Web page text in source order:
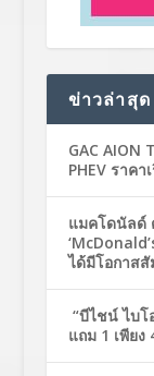
ข่าวล่าสุด
GAC AION
PHEV ราค
แมคโดนัลด์
ได้มีโอกาส
“บีไชน์ ไบ
แถม 1 เพียง